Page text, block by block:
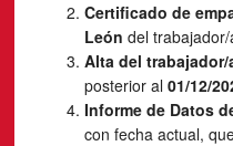
Certificado de
León del
Alta del
posterior al 01/12/
Informe de Datos
con fecha actual,